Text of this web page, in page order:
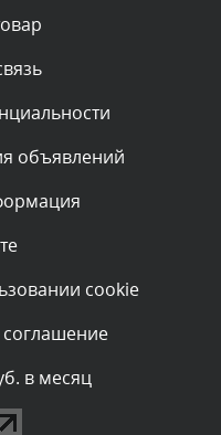
после проверки
после проверки
объявлений
cookie
соглашение
в месяц